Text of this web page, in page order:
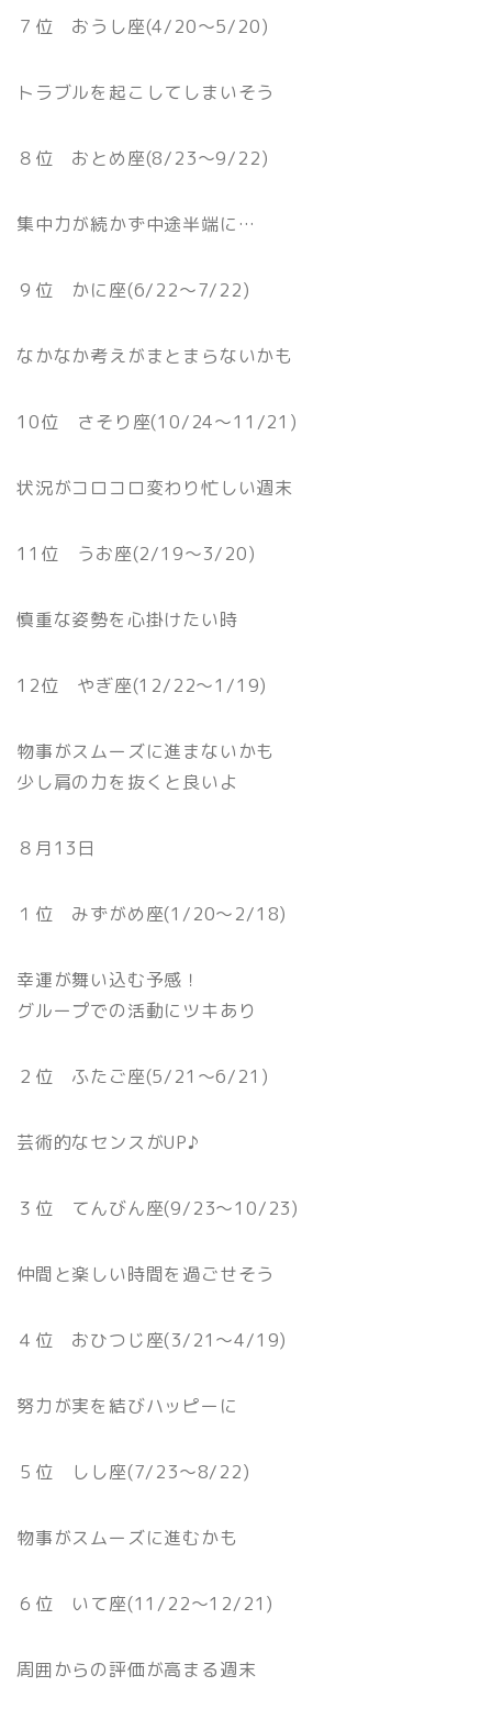
７位 おうし座(4/20〜5/20)
トラブルを起こしてしまいそう
８位 おとめ座(8/23〜9/22)
集中力が続かず中途半端に…
９位 かに座(6/22〜7/22)
なかなか考えがまとまらないかも
10位 さそり座(10/24〜11/21)
状況がコロコロ変わり忙しい週末
11位 うお座(2/19〜3/20)
慎重な姿勢を心掛けたい時
12位 やぎ座(12/22〜1/19)
物事がスムーズに進まないかも
少し肩の力を抜くと良いよ
８月13日
１位 みずがめ座(1/20〜2/18)
幸運が舞い込む予感！
グループでの活動にツキあり
２位 ふたご座(5/21〜6/21)
芸術的なセンスがUP♪
３位 てんびん座(9/23〜10/23)
仲間と楽しい時間を過ごせそう
４位 おひつじ座(3/21〜4/19)
努力が実を結びハッピーに
５位 しし座(7/23〜8/22)
物事がスムーズに進むかも
６位 いて座(11/22〜12/21)
周囲からの評価が高まる週末